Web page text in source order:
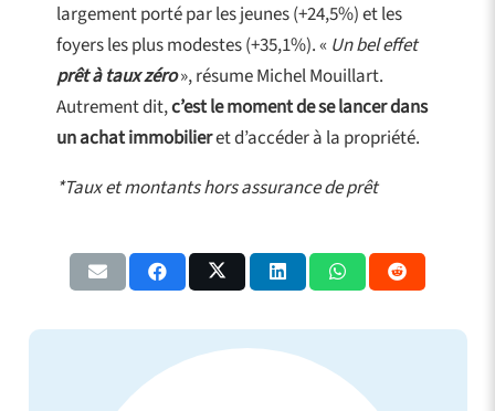
largement porté par les jeunes (+24,5%) et les
foyers les plus modestes (+35,1%). « Un bel effet
prêt à tauxzéro», résume Michel Mouillart.
Autrement dit,c’est le moment de se lancer dans
un achat immobilieret d’accéder à la propriété.
*Taux et montants hors assurance de prêt